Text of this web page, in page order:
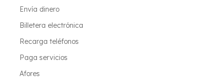
Envía dinero
Billetera electrónica
Recarga teléfonos
Paga servicios
Afores